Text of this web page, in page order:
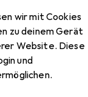
wir mit Cookies
zu deinem Gerät
Website. Diese
und